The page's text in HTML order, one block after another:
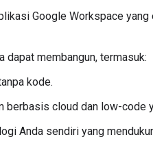
Google Workspace
dapat membangun, termasuk:
kode.
berbasis cloud dan low-code
Anda sendiri yang